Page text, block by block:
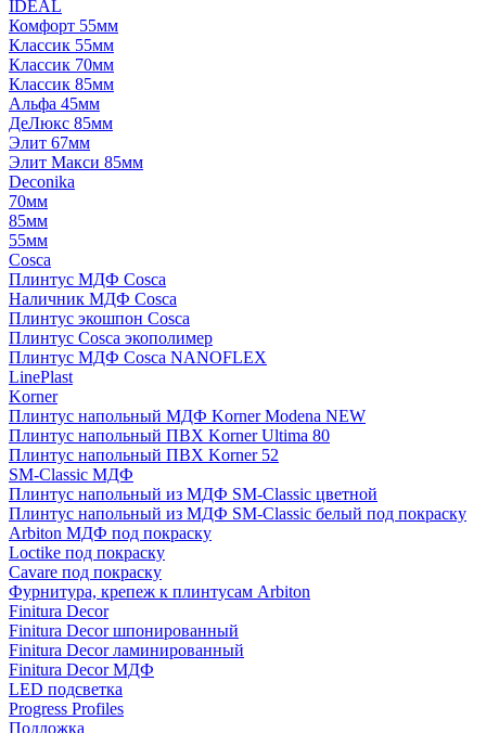
IDEAL
Комфорт 55мм
Классик 55мм
Классик 70мм
Классик 85мм
Альфа 45мм
ДеЛюкс 85мм
Элит 67мм
Элит Макси 85мм
Deconika
70мм
85мм
55мм
Cosca
Плинтус МДФ Cosca
Наличник МДФ Cosca
Плинтус экошпон Cosca
Плинтус Cosca экополимер
Плинтус МДФ Cosca NANOFLEX
LinePlast
Korner
Плинтус напольный МДФ Korner Modena NEW
Плинтус напольный ПВХ Korner Ultima 80
Плинтус напольный ПВХ Korner 52
SM-Classic МДФ
Плинтус напольный из МДФ SM-Classic цветной
Плинтус напольный из МДФ SM-Classic белый под покраску
Arbiton МДФ под покраску
Loctike под покраску
Cavare под покраску
Фурнитура, крепеж к плинтусам Arbiton
Finitura Decor
Finitura Decor шпонированный
Finitura Decor ламинированный
Finitura Decor МДФ
LED подсветка
Progress Profiles
Подложка